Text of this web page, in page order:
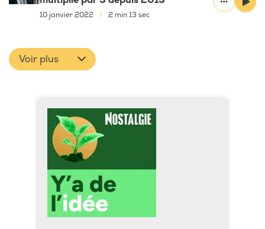
10 janvier 2022 2 min 13 sec
Voir plus